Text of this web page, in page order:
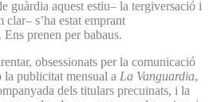
guàrdia aquest estiu– la tergiversació i
s’ha estat emprant
Ens prenen per babaus.
obsessionats per la comunicació
la publicitat mensual a La Vanguardia,
dels titulars precuinats, i la